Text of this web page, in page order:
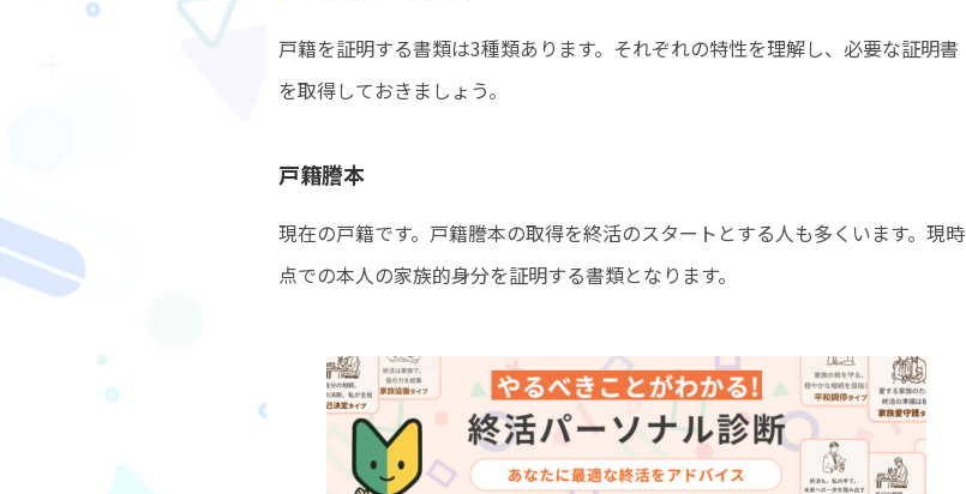
戸籍を証明する書類は3種類あります。それぞれの特性を理解し、必要な証明書
を取得しておきましょう。
戸籍謄本
現在の戸籍です。戸籍謄本の取得を終活のスタートとする人も多くいます。現時
点での本人の家族的身分を証明する書類となります。